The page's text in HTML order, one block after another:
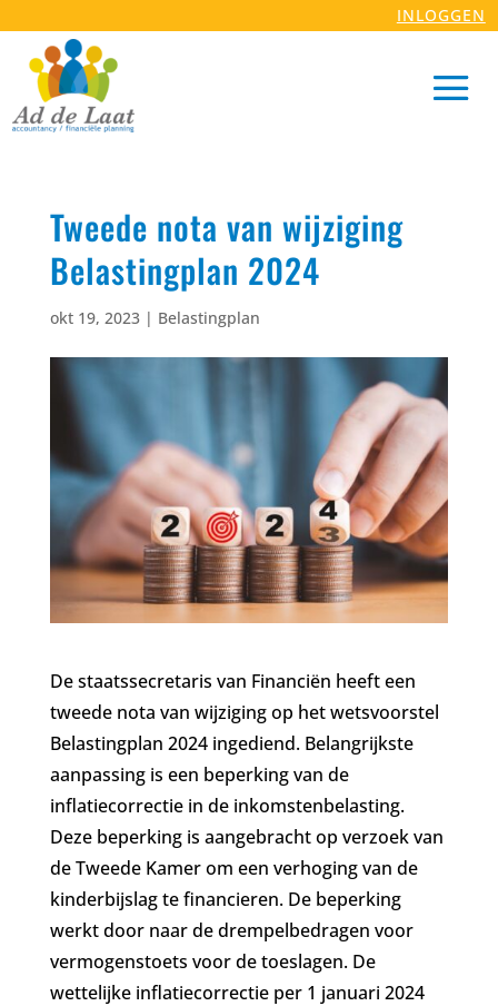
INLOGGEN
Tweede nota van wijziging
Belastingplan 2024
okt 19, 2023| Belastingplan
De staatssecretaris van Financiën heeft een
tweede nota van wijziging op het wetsvoorstel
Belastingplan 2024 ingediend. Belangrijkste
aanpassing is een beperking van de
inflatiecorrectie in de inkomstenbelasting.
Deze beperking is aangebracht op verzoek van
de Tweede Kamer om een verhoging van de
kinderbijslag te financieren. De beperking
werkt door naar de drempelbedragen voor
vermogenstoets voor de toeslagen. De
wettelijke inflatiecorrectie per 1 januari 2024